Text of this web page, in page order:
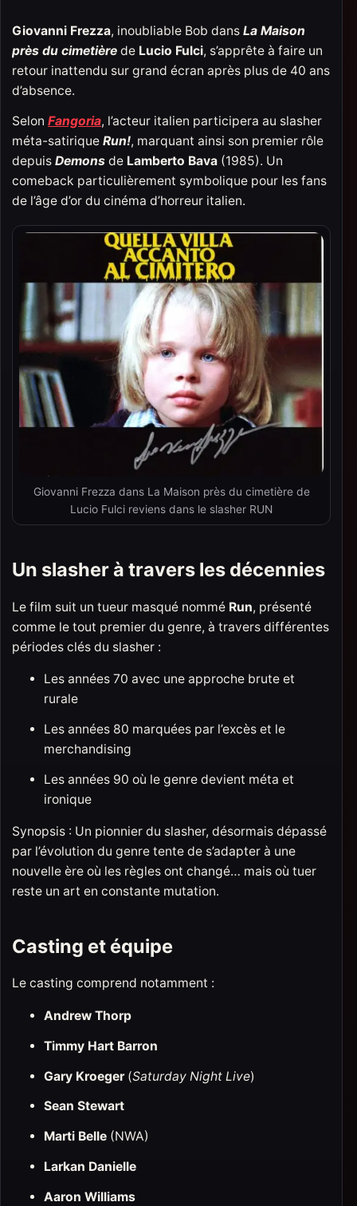
Giovanni Frezza, inoubliable Bob dans La Maison
près du cimetière de Lucio Fulci, s’apprête à faire un
retour inattendu sur grand écran après plus de 40 ans
d’absence.
Selon Fangoria, l’acteur italien participera au slasher
méta-satirique Run!, marquant ainsi son premier rôle
depuis Demons de Lamberto Bava (1985). Un
comeback particulièrement symbolique pour les fans
de l’âge d’or du cinéma d’horreur italien.
Giovanni Frezza dans La Maison près du cimetière de
Lucio Fulci reviens dans le slasher RUN
Un slasher à travers les décennies
Le film suit un tueur masqué nommé Run, présenté
comme le tout premier du genre, à travers différentes
périodes clés du slasher :
Les années 70 avec une approche brute et
rurale
Les années 80 marquées par l’excès et le
merchandising
Les années 90 où le genre devient méta et
ironique
Synopsis : Un pionnier du slasher, désormais dépassé
par l’évolution du genre tente de s’adapter à une
nouvelle ère où les règles ont changé… mais où tuer
reste un art en constante mutation.
Casting et équipe
Le casting comprend notamment :
Andrew Thorp
Timmy Hart Barron
Gary Kroeger(Saturday Night Live)
Sean Stewart
Marti Belle (NWA)
Larkan Danielle
Aaron Williams